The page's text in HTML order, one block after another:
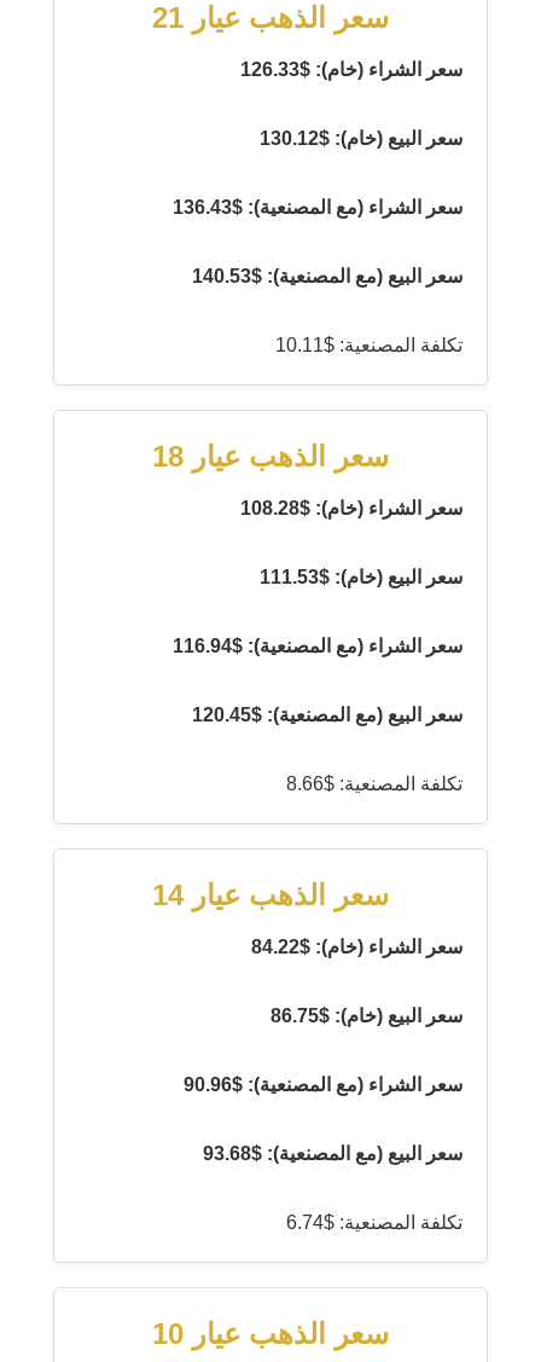
سعر الذهب عيار 21
سعر الشراء (خام): $126.33
سعر البيع (خام): $130.12
سعر الشراء (مع المصنعية): $136.43
سعر البيع (مع المصنعية): $140.53
تكلفة المصنعية: $10.11
سعر الذهب عيار 18
سعر الشراء (خام): $108.28
سعر البيع (خام): $111.53
سعر الشراء (مع المصنعية): $116.94
سعر البيع (مع المصنعية): $120.45
تكلفة المصنعية: $8.66
سعر الذهب عيار 14
سعر الشراء (خام): $84.22
سعر البيع (خام): $86.75
سعر الشراء (مع المصنعية): $90.96
سعر البيع (مع المصنعية): $93.68
تكلفة المصنعية: $6.74
سعر الذهب عيار 10